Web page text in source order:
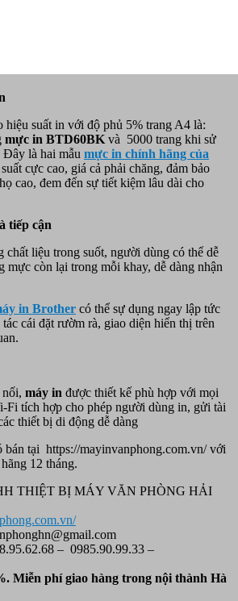
hiệu suất in với độ phủ 5% trang A4 là:
mực in BTD60BK và 5000 trang khi sử
Đây là hai mẫu mực in chính hãng của
cực cao, giá cả phải chăng, đảm bảo
cao, đem đến sự tiết kiệm lâu dài cho
tiếp cận
liệu trong suốt, người dùng có thể dễ
mực còn lại trong mỗi khay, dễ dàng nhận
in Brother có thể sự dụng ngay lập tức
cái đặt rườm rà, giao diện hiển thị trên
máy in được thiết kế phù hợp với mọi
Fi tích hợp cho phép người dùng in, gửi tài
thiết bị di động dễ dàng
bán tại https://mayinvanphong.com.vn/ với
12 tháng.
THIỆT BỊ MÁY VĂN PHÒNG HẢI
– 0985.90.99.33 –
Miễn phígiao hàng trong nội thành Hà